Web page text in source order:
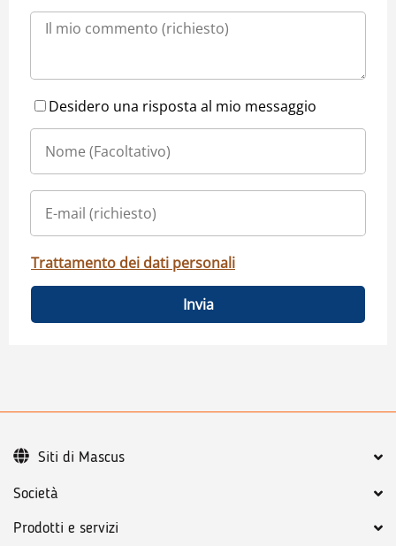
Desidero una risposta al mio messaggio
Trattamento dei dati personali
Invia
Società
Prodotti e servizi
Siti di Mascus